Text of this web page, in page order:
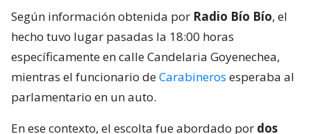
Según información obtenida por Radio Bío Bío, el
hecho tuvo lugar pasadas la 18:00 horas
específicamente en calle Candelaria Goyenechea,
mientras el funcionario deCarabineros esperaba al
parlamentario en un auto.
En ese contexto, el escolta fue abordado por dos